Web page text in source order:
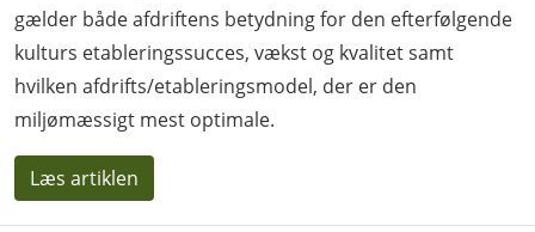
gælder både afdriftens betydning for den efterfølgende
kulturs etableringssucces, vækst og kvalitet samt
hvilken afdrifts/etableringsmodel, der er den
miljømæssigt mest optimale.
Læs artiklen